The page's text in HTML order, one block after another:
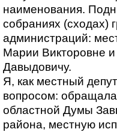
наименования.
собраниях (сходах)
администраций:
Марии Викторовне
Давыдовичу.
Я, как местный
вопросом:
областной Думы
района, местную